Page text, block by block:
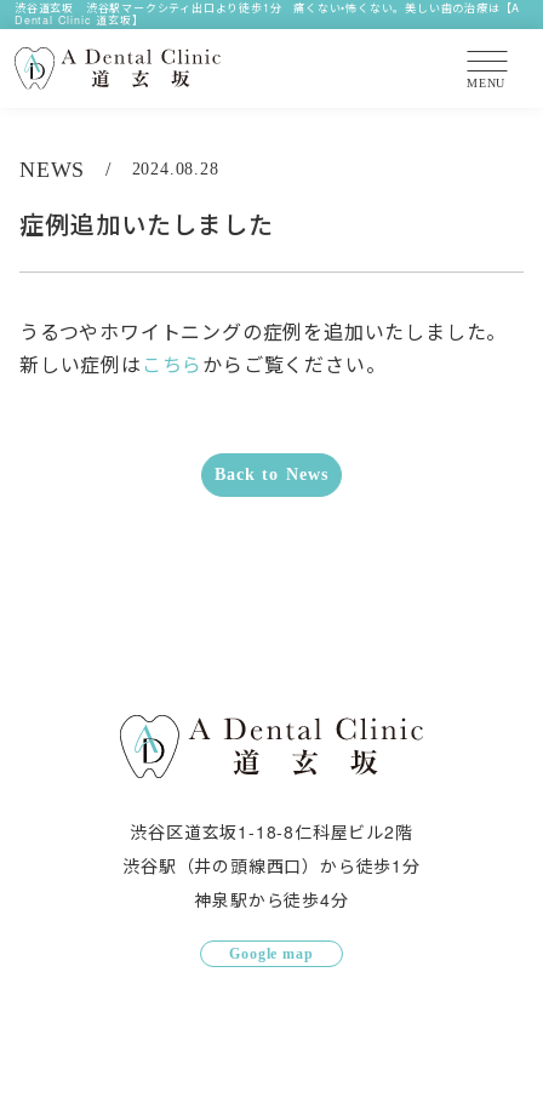
渋谷道玄坂 渋谷駅マークシティ出口より徒歩1分 痛くない•怖くない。美しい歯の治療は【A
Dental Clinic 道玄坂】
NEWS / 2024.08.28
症例追加いたしました
うるつやホワイトニングの症例を追加いたしました。
新しい症例は こちらからご覧ください。
Back to News
渋谷区道玄坂1-18-8仁科屋ビル2階
渋谷駅（井の頭線西口）から徒歩1分
神泉駅から徒歩4分
Google map